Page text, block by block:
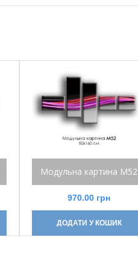
Модульна картина М52
970.00 грн
ДОДАТИ У КОШИК